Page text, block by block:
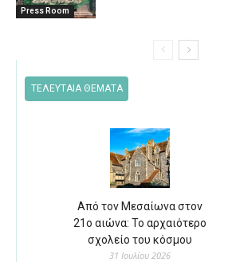
Press Room
ΤΕΛΕΥΤΑΙΑ ΘΕΜΑΤΑ
Από τον Μεσαίωνα στον
21ο αιώνα: Το αρχαιότερο
σχολείο του κόσμου
31 Ιουλίου 2026